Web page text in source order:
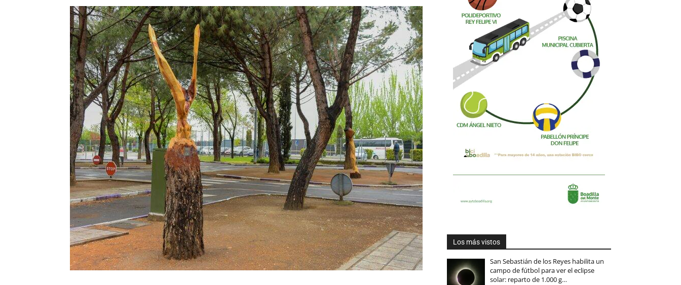
Los más vistos
San Sebastián de los Reyes habilita un
campo de fútbol para ver el eclipse
solar: reparto de 1.000 g…